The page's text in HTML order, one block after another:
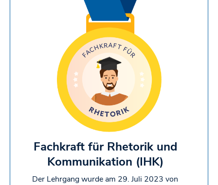
Fachkraft für Rhetorik und
Kommunikation (IHK)
Der Lehrgang wurde am 29. Juli 2023 von